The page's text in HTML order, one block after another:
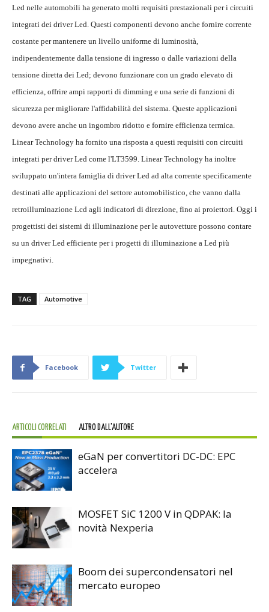
Led nelle automobili ha generato molti requisiti prestazionali per i circuiti
integrati dei driver Led. Questi componenti devono anche fornire corrente
costante per mantenere un livello uniforme di luminosità,
indipendentemente dalla tensione di ingresso o dalle variazioni della
tensione diretta dei Led; devono funzionare con un grado elevato di
efficienza, offrire ampi rapporti di dimming e una serie di funzioni di
sicurezza per migliorare l'affidabilità del sistema. Queste applicazioni
devono avere anche un ingombro ridotto e fornire efficienza termica.
Linear Technology ha fornito una risposta a questi requisiti con circuiti
integrati per driver Led come l'LT3599. Linear Technology ha inoltre
sviluppato un'intera famiglia di driver Led ad alta corrente specificamente
destinati alle applicazioni del settore automobilistico, che vanno dalla
retroilluminazione Lcd agli indicatori di direzione, fino ai proiettori. Oggi i
progettisti dei sistemi di illuminazione per le autovetture possono contare
su un driver Led efficiente per i progetti di illuminazione a Led più
impegnativi.
TAG Automotive
Facebook Twitter
ARTICOLI CORRELATI ALTRO DALL'AUTORE
eGaN per convertitori DC-DC: EPC
accelera
MOSFET SiC 1200 V in QDPAK: la
novità Nexperia
Boom dei supercondensatori nel
mercato europeo